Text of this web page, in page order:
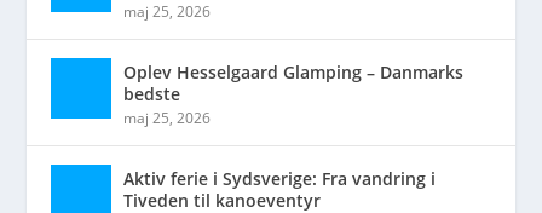
maj 25, 2026
Oplev Hesselgaard Glamping – Danmarks
bedste
maj 25, 2026
Aktiv ferie i Sydsverige: Fra vandring i
Tiveden til kanoeventyr